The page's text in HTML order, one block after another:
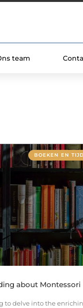
team
BOEKEN EN
about Montessori
to delve into the